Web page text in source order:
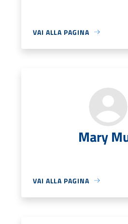
VAI ALLA PAGINA
Mary
VAI ALLA PAGINA